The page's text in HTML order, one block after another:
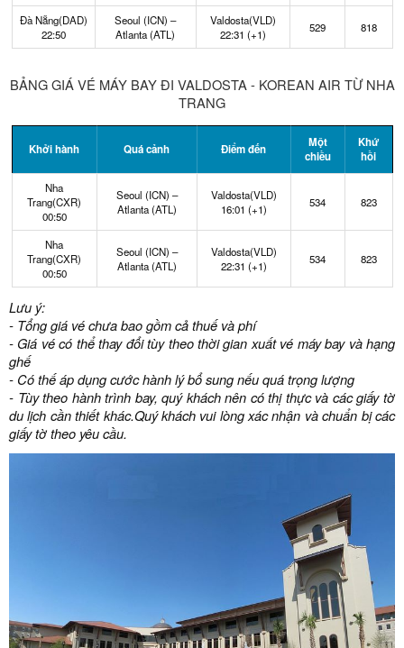
Đà Nẵng(DAD)
22:50
Seoul (ICN) –
Atlanta (ATL)
Valdosta(VLD)
22:31 (+1)
529 818
BẢNG GIÁ VÉ MÁY BAY ĐI VALDOSTA - KOREAN AIR TỪ NHA
TRANG
Khởi hành Quá cảnh Điểm đến
Một
chiều
Khứ
hồi
Nha
Trang(CXR)
00:50
Seoul (ICN) –
Atlanta (ATL)
Valdosta(VLD)
16:01 (+1)
534 823
Nha
Trang(CXR)
00:50
Seoul (ICN) –
Atlanta (ATL)
Valdosta(VLD)
22:31 (+1)
534 823
Lưu ý:
- Tổng giá vé chưa bao gồm cả thuế và phí
- Giá vé có thể thay đổi tùy theo thời gian xuất vé máy bay và hạng
ghế
- Có thế áp dụng cước hành lý bổ sung nếu quá trọng lượng
- Tùy theo hành trình bay, quý khách nên có thị thực và các giấy tờ
du lịch cần thiết khác.Quý khách vui lòng xác nhận và chuẩn bị các
giấy tờ theo yêu cầu.